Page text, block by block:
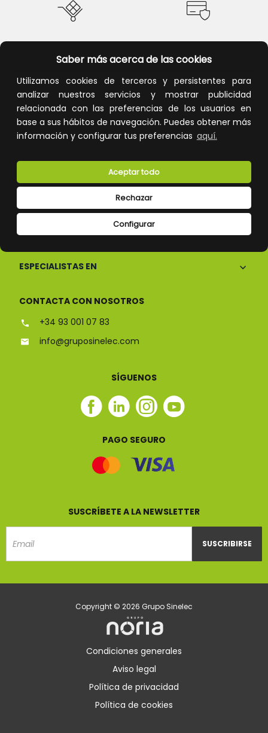
Saber más acerca de las cookies
Utilizamos cookies de terceros y persistentes para
analizar nuestros servicios y mostrar publicidad
relacionada con las preferencias de los usuarios en
base a sus hábitos de navegación. Puedes obtener más
información y configurar tus preferencias aquí.
Configurar
Rechazar
Aceptar todo
Atención al cliente
CONÓCENOS
ESPECIALISTAS EN
CONTACTA CON NOSOTROS
+34 93 001 07 83
info@gruposinelec.com
SÍGUENOS
Facebook
Linkedin
Instagram
Youtube
PAGO SEGURO
SUSCRÍBETE A LA NEWSLETTER
SUSCRIBIRSE
Copyright © 2026 Grupo Sinelec
Condiciones generales
Aviso legal
Política de privacidad
Política de cookies